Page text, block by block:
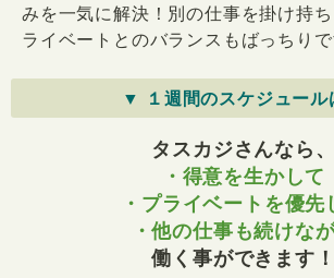
みを一気に解決！別の仕事を掛け持
ライベートとのバランスもばっちりで
▼ １週間のスケジュール
タスカジさんなら、
・得意を生かして
・プライベートを優先
・他の仕事も続けな
働く事ができます！